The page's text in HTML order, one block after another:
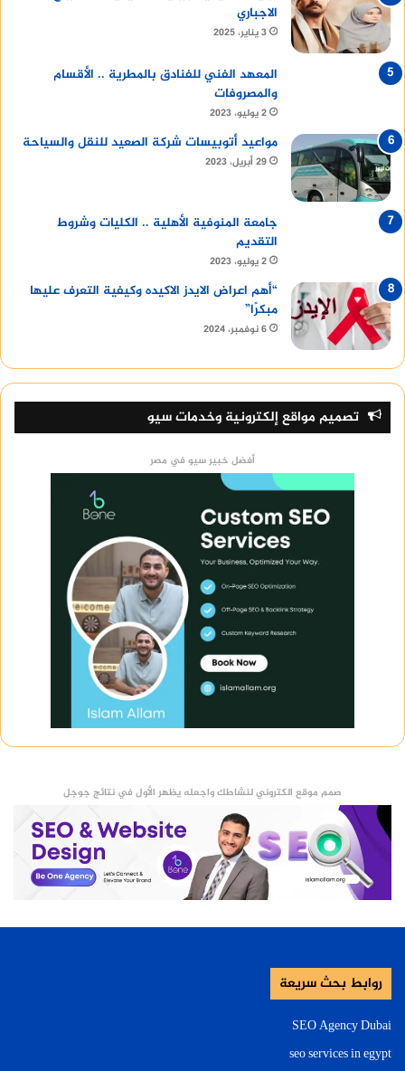
الاجباري
3 يناير، 2025
المعهد الفني للفنادق بالمطرية .. الأقسام
والمصروفات
2 يوليو، 2023
مواعيد أتوبيسات شركة الصعيد للنقل والسياحة
29 أبريل، 2023
جامعة المنوفية الأهلية .. الكليات وشروط
التقديم
2 يوليو، 2023
“أهم اعراض الايدز الاكيده وكيفية التعرف عليها
مبكرًا”
6 نوفمبر، 2024
تصميم مواقع إلكترونية وخدمات سيو
أفضل خبير سيو في مصر
صمم موقع الكتروني لنشاطك واجعله يظهر الأول في نتائج جوجل
روابط بحث سريعة
SEO Agency Dubai
seo services in egypt